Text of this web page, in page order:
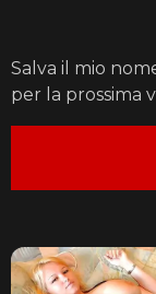
Salva il mio
per la prossima